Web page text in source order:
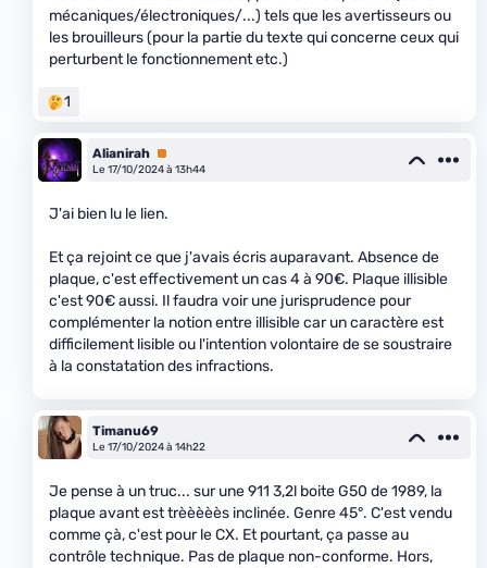
mécaniques/électroniques/...) tels que les avertisseurs ou
les brouilleurs (pour la partie du texte qui concerne ceux qui
perturbent le fonctionnement etc.)
1
Alianirah Premium
Le 17/10/2024 à 13h44
J'ai bien lu le lien.
Et ça rejoint ce que j'avais écris auparavant. Absence de
plaque, c'est effectivement un cas 4 à 90€. Plaque illisible
c'est 90€ aussi. Il faudra voir une jurisprudence pour
complémenter la notion entre illisible car un caractère est
difficilement lisible ou l'intention volontaire de se soustraire
à la constatation des infractions.
Timanu69
Le 17/10/2024 à 14h22
Je pense à un truc... sur une 911 3,2l boite G50 de 1989, la
plaque avant est trèèèèès inclinée. Genre 45°. C'est vendu
comme çà, c'est pour le CX. Et pourtant, ça passe au
contrôle technique. Pas de plaque non-conforme. Hors,